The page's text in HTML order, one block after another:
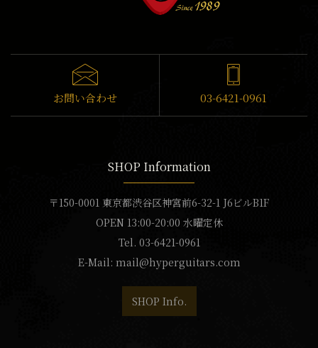
お問い合わせ 03-6421-0961
SHOP Information
〒150-0001 東京都渋谷区神宮前6-32-1 J6ビルB1F
OPEN 13:00-20:00 水曜定休
Tel. 03-6421-0961
E-Mail: mail@hyperguitars.com
SHOP Info.